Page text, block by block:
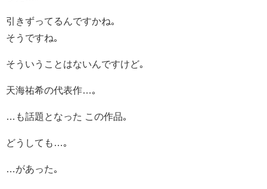
引きずってるんですかね｡
そうですね｡
そういうことはないんですけど｡
天海祐希の代表作…｡
…も話題となった この作品｡
どうしても…｡
…があった｡